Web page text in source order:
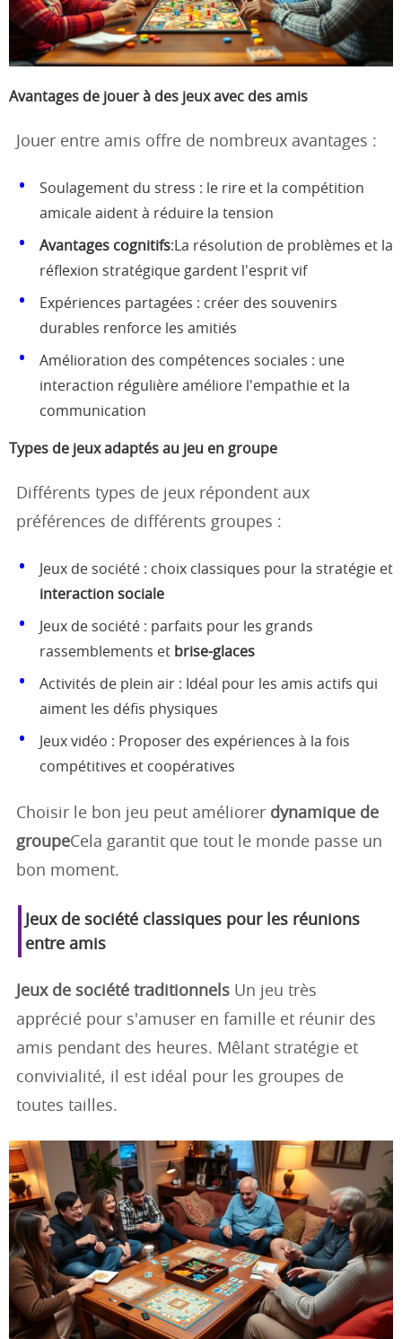
Avantages de jouer à des jeux avec des amis
Jouer entre amis offre de nombreux avantages :
Soulagement du stress : le rire et la compétition
amicale aident à réduire la tension
Avantages cognitifs:La résolution de problèmes et la
réflexion stratégique gardent l'esprit vif
Expériences partagées : créer des souvenirs
durables renforce les amitiés
Amélioration des compétences sociales : une
interaction régulière améliore l'empathie et la
communication
Types de jeux adaptés au jeu en groupe
Différents types de jeux répondent aux
préférences de différents groupes :
Jeux de société : choix classiques pour la stratégie et
interaction sociale
Jeux de société : parfaits pour les grands
rassemblements et brise-glaces
Activités de plein air : Idéal pour les amis actifs qui
aiment les défis physiques
Jeux vidéo : Proposer des expériences à la fois
compétitives et coopératives
Choisir le bon jeu peut améliorer dynamique de
groupeCela garantit que tout le monde passe un
bon moment.
Jeux de société classiques pour les réunions
entre amis
Jeux de société traditionnels Un jeu très
apprécié pour s'amuser en famille et réunir des
amis pendant des heures. Mêlant stratégie et
convivialité, il est idéal pour les groupes de
toutes tailles.